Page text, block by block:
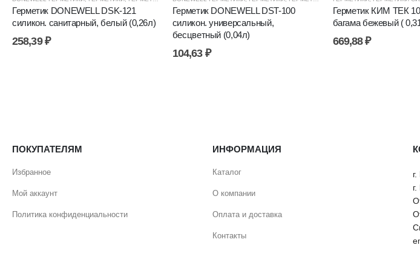
Герметик DONEWELL DSK-121
силикон. санитарный, белый (0,26л)
258,39₽
Герметик DONEWELL DST-100
силикон. универсальный,
бесцветный (0,04л)
104,63 ₽
Герметик КИМ ТЕК
багама бежевый (
669,88₽
ПОКУПАТЕЛЯМ
Избранное
Мой аккаунт
Политика конфиденциальности
ИНФОРМАЦИЯ
Каталог
О компании
Оплата и доставка
Контакты